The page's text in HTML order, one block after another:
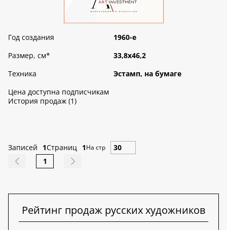
Год создания
1960-е
Размер, см*
33,8х46,2
Техника
Эстамп, на бумаге
Цена доступна подписчикам
История продаж (1)
Записей 1Страниц 1На стр
1
Рейтинг продаж русских художников